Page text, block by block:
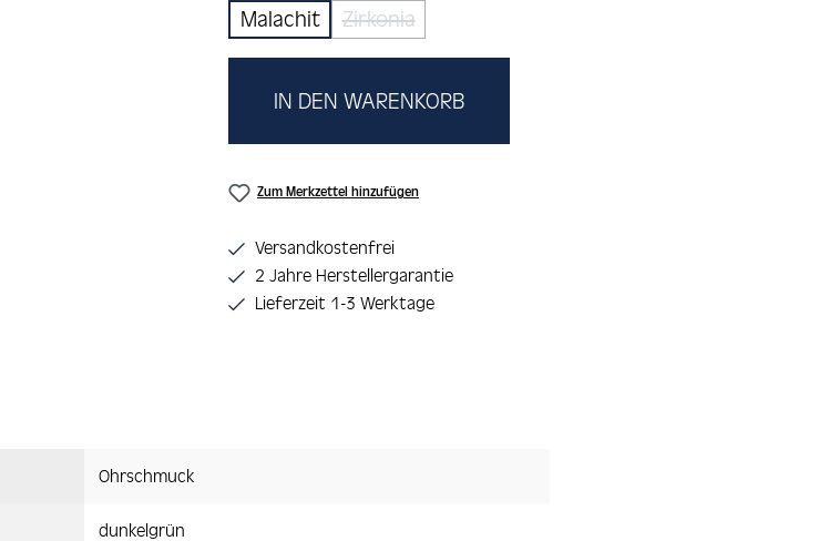
Malachit Zirkonia
(Diese Option ist zurzeit nicht verfügbar.)
IN DEN WARENKORB
Zum Merkzettel hinzufügen
Versandkostenfrei
2 Jahre Herstellergarantie
Lieferzeit 1-3 Werktage
Ohrschmuck
dunkelgrün